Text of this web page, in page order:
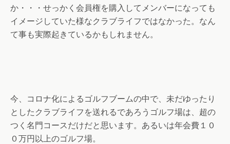
か・・・せっかく会員権を購入してメンバーになっても
イメージしていた様なクラブライフではなかった。なん
て事も実際起きているかもしれません。
今、コロナ化によるゴルフブームの中で、未だゆったり
としたクラブライフを送れるであろうゴルフ場は、超の
つく名門コースだけだと思います。あるいは年会費１０
０万円以上のゴルフ場。